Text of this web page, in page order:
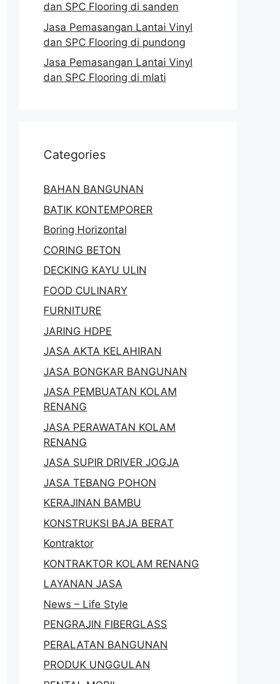
dan SPC Flooring di sanden
Jasa Pemasangan Lantai Vinyl
dan SPC Flooring di pundong
Jasa Pemasangan Lantai Vinyl
dan SPC Flooring di mlati
Categories
BAHAN BANGUNAN
BATIK KONTEMPORER
Boring Horizontal
CORING BETON
DECKING KAYU ULIN
FOOD CULINARY
FURNITURE
JARING HDPE
JASA AKTA KELAHIRAN
JASA BONGKAR BANGUNAN
JASA PEMBUATAN KOLAM
RENANG
JASA PERAWATAN KOLAM
RENANG
JASA SUPIR DRIVER JOGJA
JASA TEBANG POHON
KERAJINAN BAMBU
KONSTRUKSI BAJA BERAT
Kontraktor
KONTRAKTOR KOLAM RENANG
LAYANAN JASA
News – Life Style
PENGRAJIN FIBERGLASS
PERALATAN BANGUNAN
PRODUK UNGGULAN